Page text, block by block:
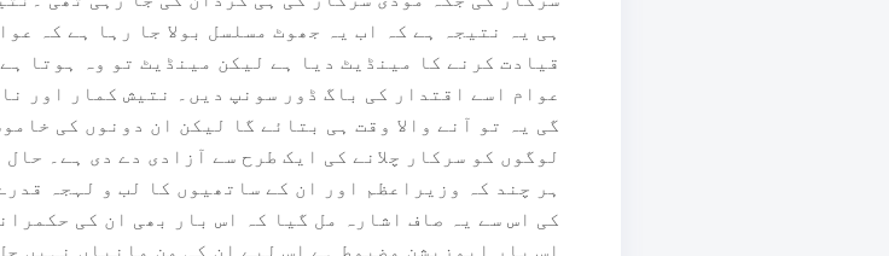
ہی یہ نتیجہ ہے کہ اب یہ جھوٹ مسلسل بولا جا رہا ہے کہ
قیادت کرنے کا مینڈیٹ دیا ہے لیکن مینڈیٹ تو وہ ہوتا
عوام اسے اقتدار کی باگ ڈور سونپ دیں۔ نتیش کمار اور
گی یہ تو آنے والا وقت ہی بتائے گا لیکن ان دونوں کی
لوگوں کو سرکار چلانے کی ایک طرح سے آزادی دے دی ہے۔
ہر چند کہ وزیراعظم اور ان کے ساتھیوں کا لب و لہجہ
کی اس سے یہ صاف اشارہ مل گیا کہ اس بار بھی ان کی
اس بار اپوزیشن مضبوط ہے اس لیے ان کی من مانیاں نہیں